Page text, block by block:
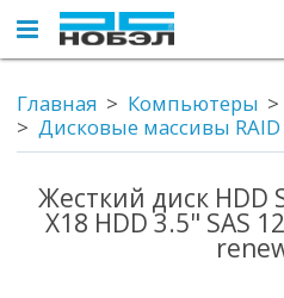
Главная Компьютеры
Дисковые массивы RAID
Жесткий диск HDD
X18 HDD 3.5" SAS